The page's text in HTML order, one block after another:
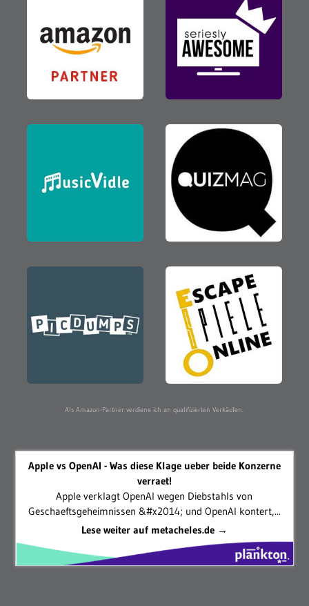
Als Amazon-Partner verdiene ich an qualifizierten Verkäufen.
Apple vs OpenAI - Was diese Klage ueber beide Konzerne
verraet!
Apple verklagt OpenAI wegen Diebstahls von
Geschaeftsgeheimnissen &#x2014; und OpenAI kontert,...
Lese weiter auf metacheles.de →